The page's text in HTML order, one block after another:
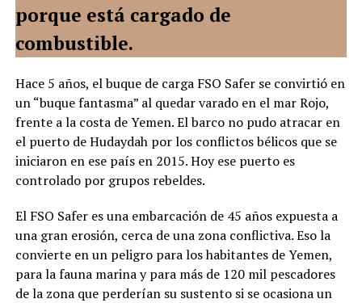
porque está cargado de
combustible.
Hace 5 años, el buque de carga FSO Safer se convirtió en
un “buque fantasma” al quedar varado en el mar Rojo,
frente a la costa de Yemen. El barco no pudo atracar en
el puerto de Hudaydah por los conflictos bélicos que se
iniciaron en ese país en 2015. Hoy ese puerto es
controlado por grupos rebeldes.
El FSO Safer es una embarcación de 45 años expuesta a
una gran erosión, cerca de una zona conflictiva. Eso la
convierte en un peligro para los habitantes de Yemen,
para la fauna marina y para más de 120 mil pescadores
de la zona que perderían su sustento si se ocasiona un